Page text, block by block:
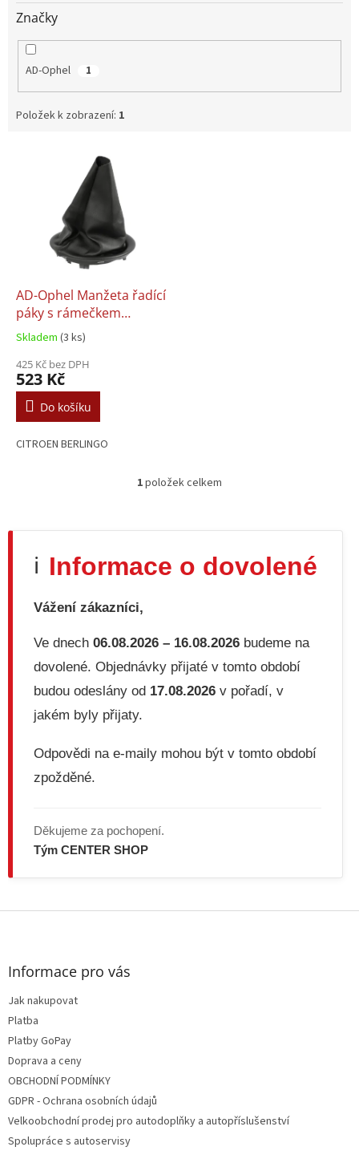
Značky
AD-Ophel 1
Položek k zobrazení: 1
d
ů
AD-Ophel Manžeta řadící
páky s rámečkem
CITROEN BERLINGO
Skladem (3 ks)
425 Kč bez DPH
523 Kč
Do košíku
CITROEN BERLINGO
O
á
a
c
v
k
y
v
s
u
1položek celkem
ℹ️ Informace o dovolené
Vážení zákazníci,
Ve dnech 06.08.2026 – 16.08.2026 budeme na
dovolené. Objednávky přijaté v tomto období
budou odeslány od 17.08.2026 v pořadí, v
jakém byly přijaty.
Odpovědi na e-maily mohou být v tomto období
zpožděné.
Děkujeme za pochopení.
Tým CENTER SHOP
Z
Informace pro vás
Jak nakupovat
Platba
Platby GoPay
Doprava a ceny
OBCHODNÍ PODMÍNKY
GDPR - Ochrana osobních údajů
Velkoobchodní prodej pro autodoplňky a autopříslušenství
Spolupráce s autoservisy